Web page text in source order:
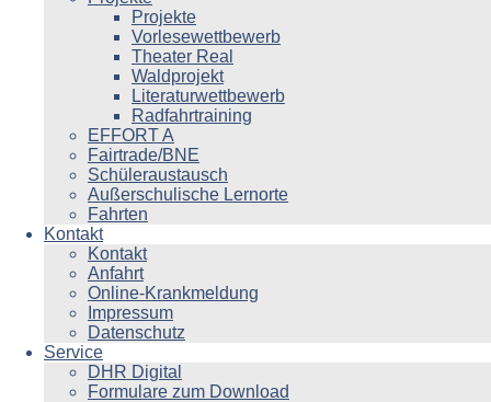
Projekte
Vorlesewettbewerb
Theater Real
Waldprojekt
Literaturwettbewerb
Radfahrtraining
EFFORT A
Fairtrade/BNE
Schüleraustausch
Außerschulische Lernorte
Fahrten
Kontakt
Kontakt
Anfahrt
Online-Krankmeldung
Impressum
Datenschutz
Service
DHR Digital
Formulare zum Download